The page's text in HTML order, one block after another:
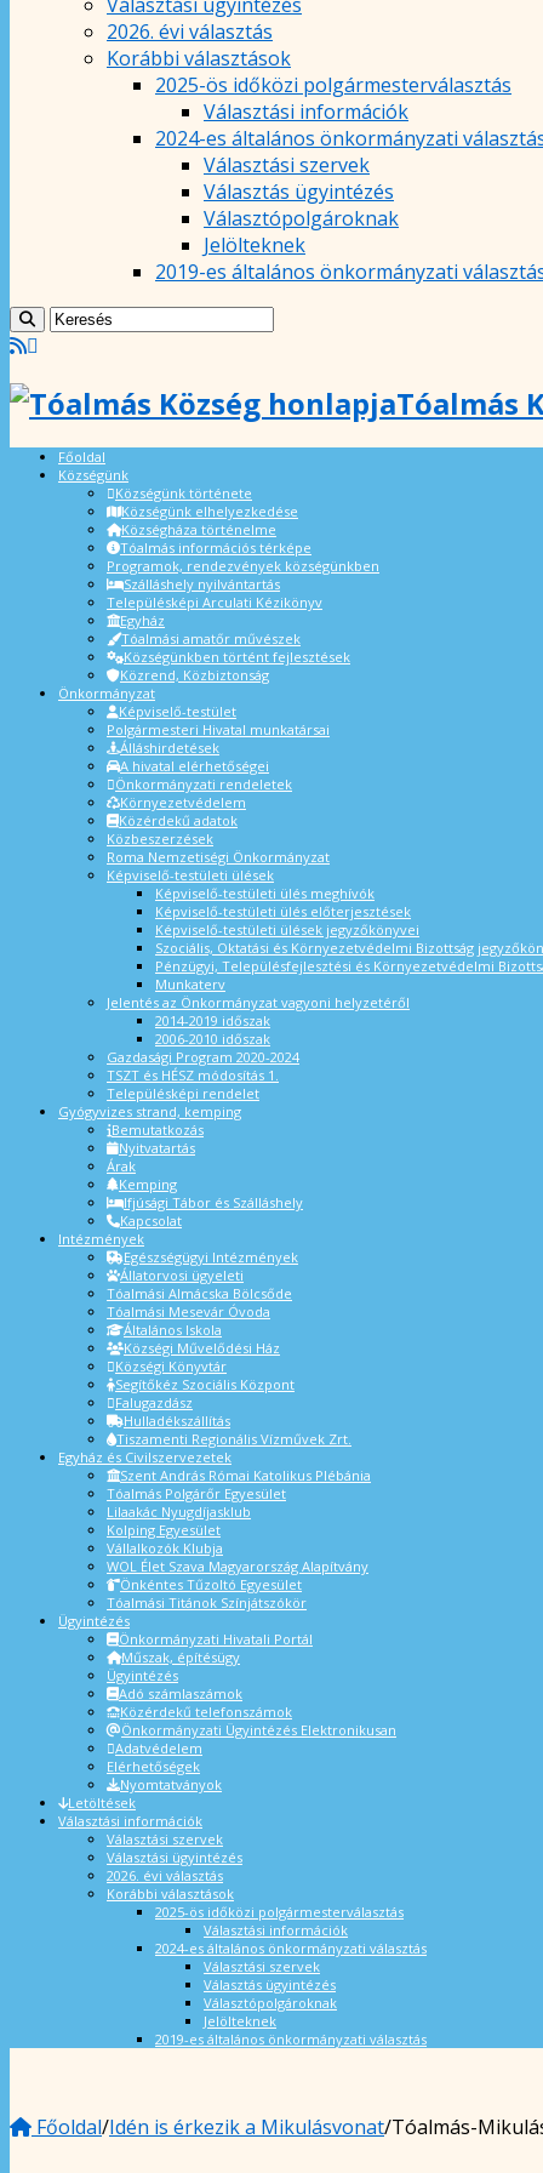
2026. évi választás
Korábbi választások
2025-ös időközi polgármesterválasztás
Választási információk
2024-es általános önkormányzati
Választási szervek
Választás ügyintézés
Választópolgároknak
Jelölteknek
2019-es általános önkormányzati
Tóalmás
Főoldal
Községünk
Községünk története
Községünk elhelyezkedése
Községháza történelme
Tóalmás információs térképe
Programok, rendezvények községünkben
Szálláshely nyilvántartás
Településképi Arculati Kézikönyv
Egyház
Tóalmási amatőr művészek
Községünkben történt fejlesztések
Közrend, Közbiztonság
Önkormányzat
Képviselő-testület
Polgármesteri Hivatal munkatársai
Álláshirdetések
A hivatal elérhetőségei
Önkormányzati rendeletek
Környezetvédelem
Közérdekű adatok
Közbeszerzések
Roma Nemzetiségi Önkormányzat
Képviselő-testületi ülések
Képviselő-testületi ülés meghívók
Képviselő-testületi ülés előterjesztések
Képviselő-testületi ülések jegyzőkönyvei
Szociális, Oktatási és Környezetvédelmi Bizottság
Pénzügyi, Településfejlesztési és Környezetvédelmi
Munkaterv
Jelentés az Önkormányzat vagyoni helyzetéről
2014-2019 időszak
2006-2010 időszak
Gazdasági Program 2020-2024
TSZT és HÉSZ módosítás 1.
Településképi rendelet
Gyógyvizes strand, kemping
Bemutatkozás
Nyitvatartás
Árak
Kemping
Ifjúsági Tábor és Szálláshely
Kapcsolat
Intézmények
Egészségügyi Intézmények
Állatorvosi ügyeleti
Tóalmási Almácska Bölcsőde
Tóalmási Mesevár Óvoda
Általános Iskola
Községi Művelődési Ház
Községi Könyvtár
Segítőkéz Szociális Központ
Falugazdász
Hulladékszállítás
Tiszamenti Regionális Vízművek Zrt.
Egyház és Civilszervezetek
Szent András Római Katolikus Plébánia
Tóalmás Polgárőr Egyesület
Lilaakác Nyugdíjasklub
Kolping Egyesület
Vállalkozók Klubja
WOL Élet Szava Magyarország Alapítvány
Önkéntes Tűzoltó Egyesület
Tóalmási Titánok Színjátszókör
Ügyintézés
Önkormányzati Hivatali Portál
Műszak, építésügy
Ügyintézés
Adó számlaszámok
Közérdekű telefonszámok
Önkormányzati Ügyintézés Elektronikusan
Adatvédelem
Elérhetőségek
Nyomtatványok
Letöltések
Választási információk
Választási szervek
Választási ügyintézés
2026. évi választás
Korábbi választások
2025-ös időközi polgármesterválasztás
Választási információk
2024-es általános önkormányzati választás
Választási szervek
Választás ügyintézés
Választópolgároknak
Jelölteknek
2019-es általános önkormányzati választás
Főoldal/Idén is érkezik a Mikulásvonat/Tóalmás-